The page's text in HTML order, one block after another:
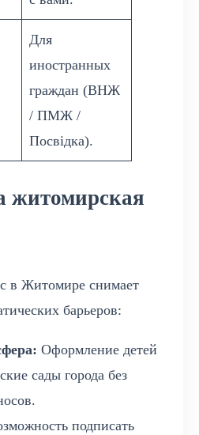
Для
иностранных
граждан (ВНЖ
/ ПМЖ /
Посвідка).
житомирская
в Житомире снимает
барьеров:
Оформление детей
сады города без
подписать